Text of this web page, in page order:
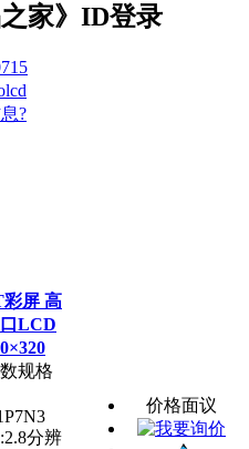
家》ID登录
?
屏 高
LCD
规格
分辨
价格面议